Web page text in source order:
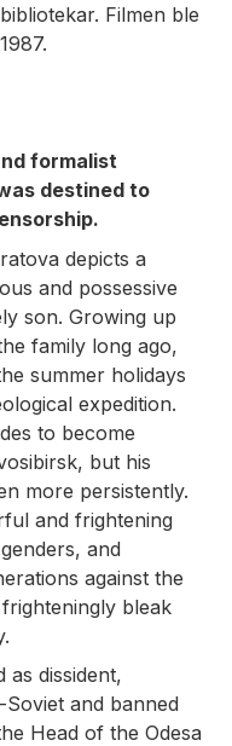
Filmen ble
formalist
destined to
depicts a
and possessive
son. Growing up
family long ago,
summer holidays
expedition.
to become
but his
more persistently.
and frightening
and
against the
bleak
as dissident,
and banned
Head of the Odesa